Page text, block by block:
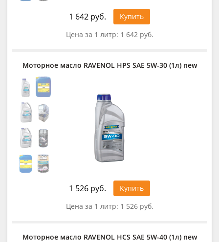
1 642 руб.
Купить
Цена за 1 литр: 1 642 руб.
Моторное масло RAVENOL HPS SAE 5W-30 (1л) new
1 526 руб.
Купить
Цена за 1 литр: 1 526 руб.
Моторное масло RAVENOL HCS SAE 5W-40 (1л) new